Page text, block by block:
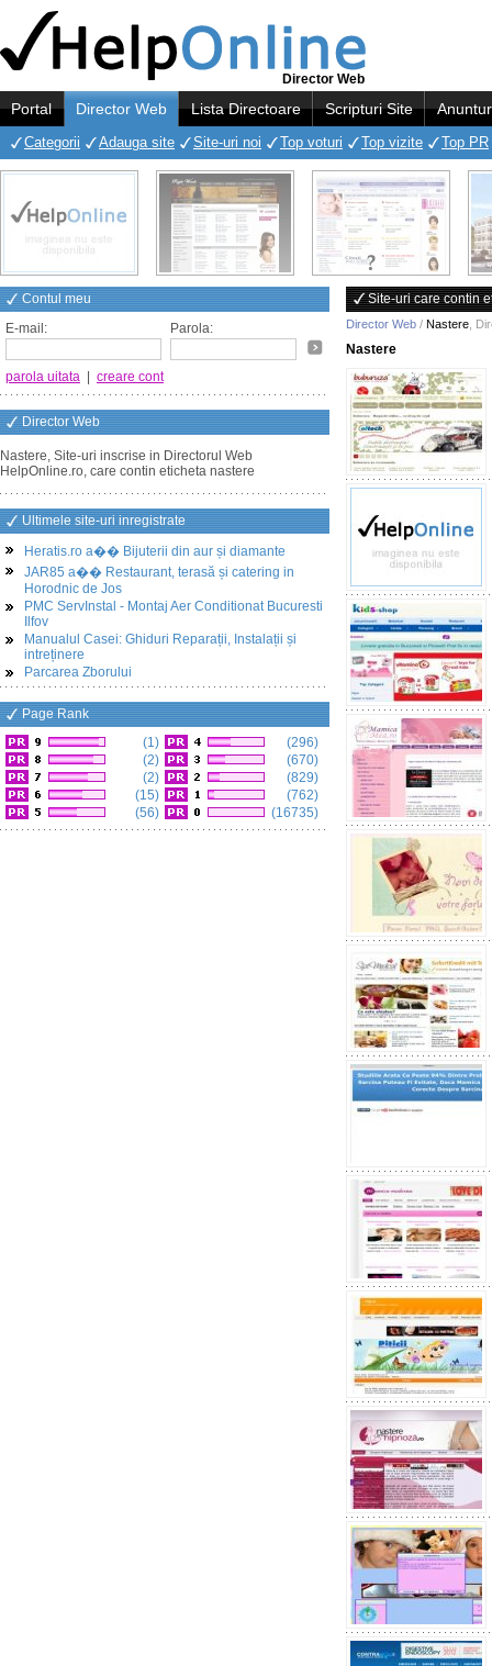
Director Web
Portal Director Web Lista Directoare Scripturi Site
Categorii Adauga site Site-uri noi Top voturi Top vizite Top PR
Contul meu
E-mail:
Parola:
parola uitata creare cont
Director Web
Nastere, Site-uri inscrise in Directorul Web
HelpOnline.ro, care contin eticheta nastere
Ultimele site-uri inregistrate
Heratis.ro a�� Bijuterii din aur și diamante
JAR85 a�� Restaurant, terasă și catering in
Horodnic de Jos
PMC ServInstal - Montaj Aer Conditionat Bucuresti
Ilfov
Manualul Casei: Ghiduri Reparații, Instalații și
intreținere
Parcarea Zborului
Page Rank
(1)
(2)
(2)
(15)
(56)
(296)
(670)
(829)
(762)
(16735)
Site-uri care contin
Director Web / Nastere
Nastere